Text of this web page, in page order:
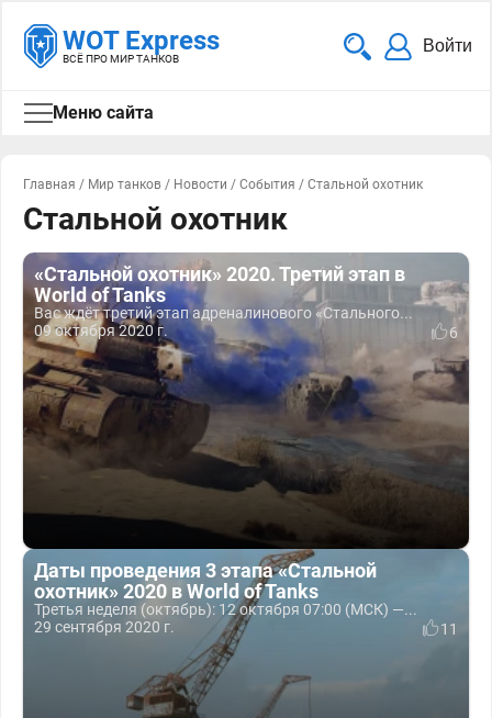
WOT Express
ВСЁ ПРО МИР ТАНКОВ
Войти
Меню сайта
Главная / Мир танков / Новости / События / Стальной охотник
Стальной охотник
«Стальной охотник» 2020. Третий этап в
World of Tanks
Вас ждёт третий этап адреналинового «Стального...
09 октября 2020 г.
6
Даты проведения 3 этапа «Стальной
охотник» 2020 в World of Tanks
Третья неделя (октябрь): 12 октября 07:00 (МСК) —...
29 сентября 2020 г.
11